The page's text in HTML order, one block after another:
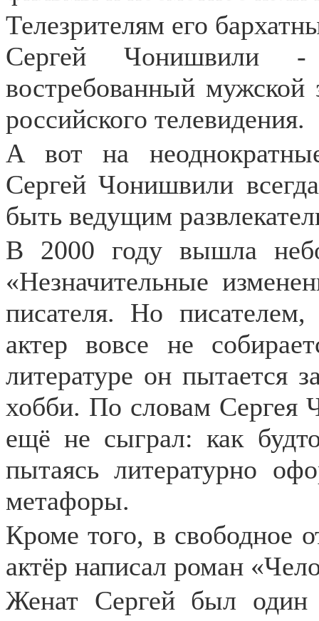
Телезрителям его
Сергей Чонишвили -
востребованный мужской
российского телевидения.
А вот на
Сергей Чонишвили
быть ведущим
В 2000 году вышла
«Незначительные
писателя. Но
актер вовсе не
литературе он пытается
хобби. По словам
ещё не сыграл: как
пытаясь литературно
метафоры.
Кроме того, в свободное
актёр написал роман
Женат Сергей был